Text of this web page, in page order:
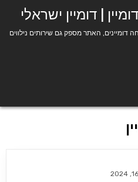
| דומיין ישראלי
דומיינים, האתר מספק גם שירותים נילווים